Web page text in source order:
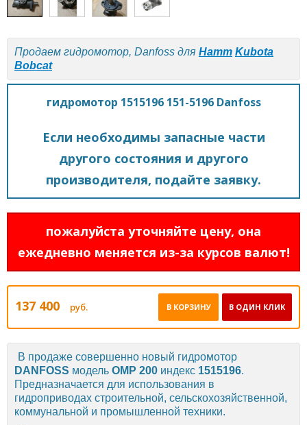
Продаем гидромотор, Danfoss для Hamm Kubota
Bobcat
гидромотор 1515196 151-5196 Danfoss
Если необходимы запасные части
другого состояния и другого
производителя, подайте заявку.
пожалуйста уточняйте цену, она
ежедневно меняется из-за курсов валют!
137 400 руб. В ОДИН КЛИК
В КОРЗИНУ
В продаже совершенно новый гидромотор
DANFOSS модель OMP 200 индекс 1515196.
Предназначается для использования в
гидроприводах строительной, сельскохозяйственной,
коммунальной и промышленной техники.